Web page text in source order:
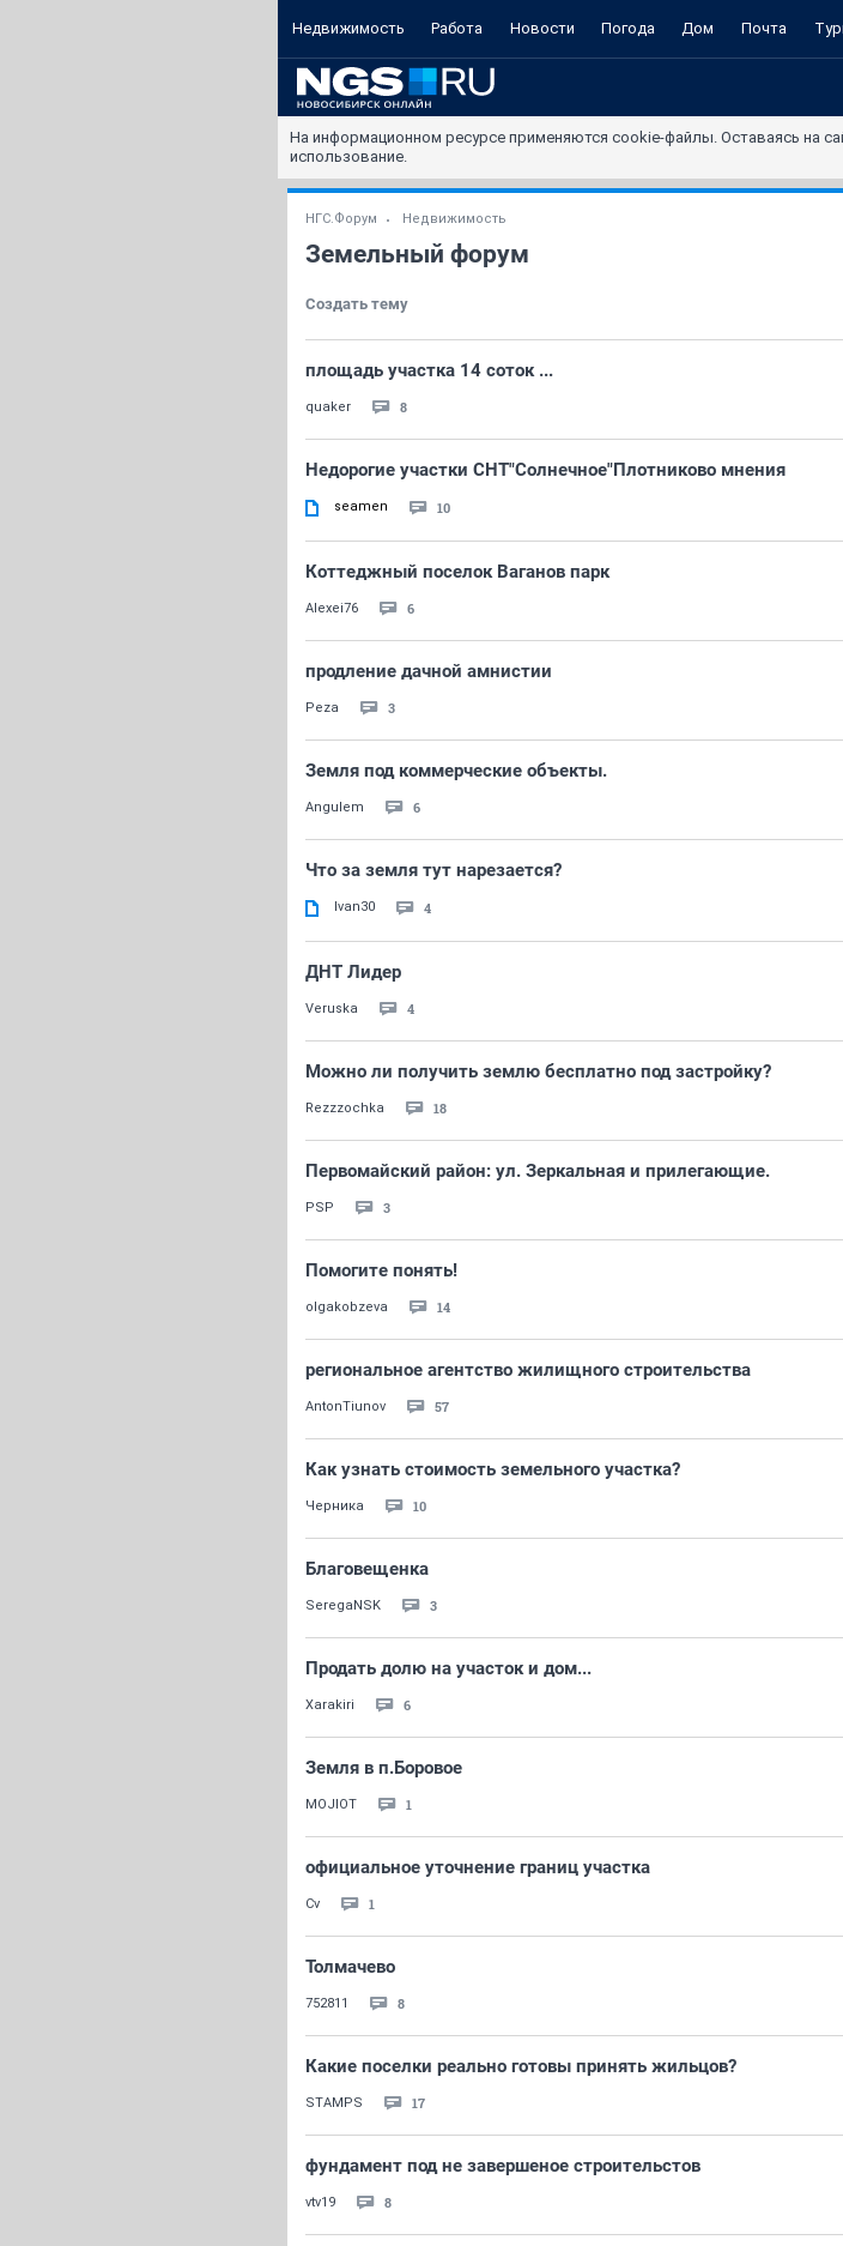
Недвижимость Работа Новости Погода Дом Почта
На информационном ресурсе применяются cookie-файлы. Оставаясь на
использование.
НГС.Форум Недвижимость
Земельный форум
Создать тему
площадь участка 14 соток ...
quaker 8
Недорогие участки СНТ"Солнечное"Плотниково мнения
seamen 10
Коттеджный поселок Ваганов парк
Alexei76 6
продление дачной амнистии
Peza 3
Земля под коммерческие объекты.
Angulem 6
Что за земля тут нарезается?
Ivan30 4
ДНТ Лидер
Veruska 4
Можно ли получить землю бесплатно под застройку?
Rezzzochka 18
Первомайский район: ул. Зеркальная и прилегающие.
PSP 3
Помогите понять!
olgakobzeva 14
региональное агентство жилищного строительства
AntonTiunov 57
Как узнать стоимость земельного участка?
Черника 10
Благовещенка
SeregaNSK 3
Продать долю на участок и дом...
Xarakiri 6
Земля в п.Боровое
MOJIOT 1
официальное уточнение границ участка
Cv 1
Толмачево
752811 8
Какие поселки реально готовы принять жильцов?
STAMPS 17
фундамент под не завершеное строительстов
vtv19 8